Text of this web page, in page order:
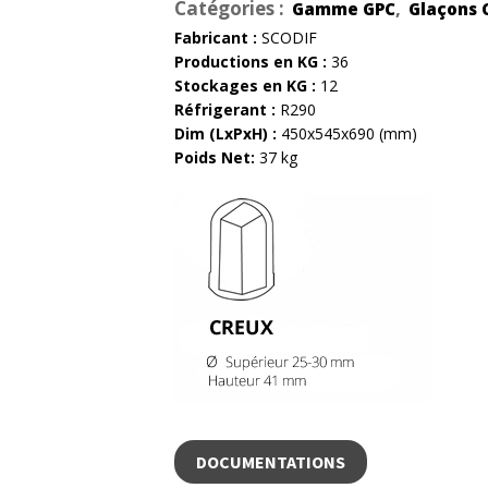
Catégories : Gamme GPC, Glaçons
Fabricant : SCODIF
Productions en KG : 36
Stockages en KG : 12
Réfrigerant : R290
Dim (LxPxH) : 450x545x690 (mm)
Poids Net: 37 kg
DOCUMENTATIONS